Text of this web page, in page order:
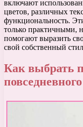
включают
цветов, различных
функциональность.
только практичными,
помогают выразить
свой собственный
Как выбрать